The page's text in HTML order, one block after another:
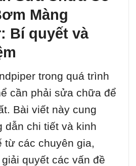
Màng
Bí quyết và
trong quá trình
cần phải sửa chữa để
Bài viết này cung
dẫn chi tiết và kinh
từ các chuyên gia,
quyết các vấn đề